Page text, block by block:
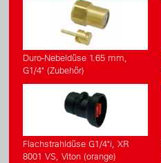
Duro-Nebeldüse 1.65 mm,
G1/4" (Zubehör)
Flachstrahldüse G1/4"i, XR
8001 VS, Viton (orange)